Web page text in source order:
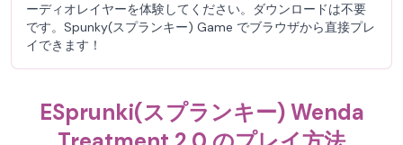
ーディオレイヤーを体験してください。ダウンロードは不要
です。Spunky(スプランキー) Game でブラウザから直接プレ
イできます！
ESprunki(スプランキー) Wenda